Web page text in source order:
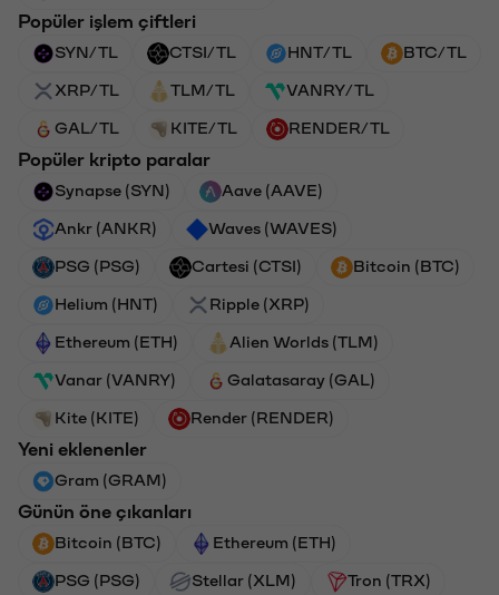
Popüler işlem çiftleri
SYN/TL CTSI/TL HNT/TL BTC/TL
XRP/TL TLM/TL VANRY/TL
GAL/TL KITE/TL RENDER/TL
Popüler kripto paralar
Synapse (SYN) Aave (AAVE)
Ankr (ANKR) Waves (WAVES)
PSG (PSG) Cartesi (CTSI) Bitcoin (BTC)
Helium (HNT) Ripple (XRP)
Ethereum (ETH) Alien Worlds (TLM)
Vanar (VANRY) Galatasaray (GAL)
Kite (KITE) Render (RENDER)
Yeni eklenenler
Gram (GRAM)
Günün öne çıkanları
Bitcoin (BTC) Ethereum (ETH)
PSG (PSG) Stellar (XLM) Tron (TRX)